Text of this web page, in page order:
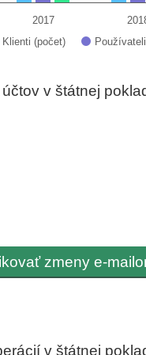
Klienti (počet)
2017
v štátnej
na E-mail
zmeny e-
v štátnej